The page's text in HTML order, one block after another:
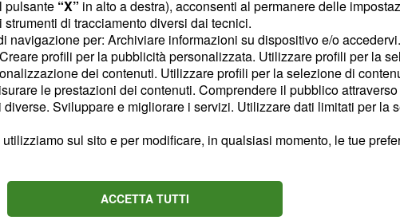
affrontati, c’è
italiana, dei
negli ultimi anni.
altro che a
mondo del
un tempo.
pulsante “X” in alto a destra), acconsenti al permanere delle
di tracciamento diversi dai tecnici.
navigazione per: Archiviare informazioni su dispositivo e/o
profili per la pubblicità personalizzata. Utilizzare profili per la
dei contenuti. Utilizzare profili per la selezione di
le prestazioni dei contenuti. Comprendere il pubblico
Sviluppare e migliorare i servizi. Utilizzare dati limitati per la
sul sito e per modificare, in qualsiasi momento, le tue
ACCETTA TUTTI